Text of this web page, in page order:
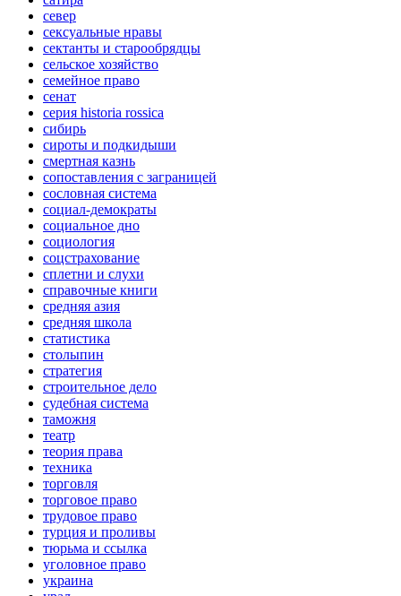
север
сексуальные нравы
сектанты и старообрядцы
сельское хозяйство
семейное право
сенат
серия historia rossica
сибирь
сироты и подкидыши
смертная казнь
сопоставления с заграницей
сословная система
социал-демократы
социальное дно
социология
соцстрахование
сплетни и слухи
справочные книги
средняя азия
средняя школа
статистика
столыпин
стратегия
строительное дело
судебная система
таможня
театр
теория права
техника
торговля
торговое право
трудовое право
турция и проливы
тюрьма и ссылка
уголовное право
украина